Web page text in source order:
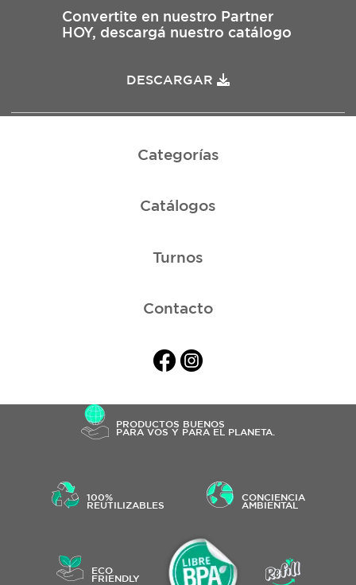
Convertite en nuestro Partner
HOY, descargá nuestro catálogo
DESCARGAR
Categorías
Catálogos
Turnos
Contacto
PRODUCTOS BUENOS
PARA VOS Y PARA EL PLANETA.
100%
REUTILIZABLES
CONCIENCIA
AMBIENTAL
ECO
FRIENDLY